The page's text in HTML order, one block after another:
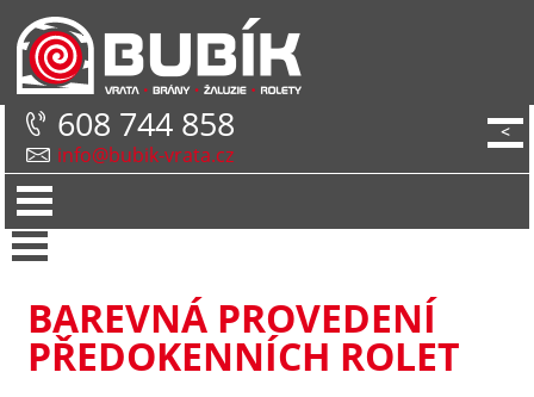
608 744 858
info@bubik-vrata.cz
<
BAREVNÁ PROVEDENÍ
PŘEDOKENNÍCH ROLET